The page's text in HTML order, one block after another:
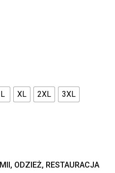
L XL 2XL 3XL
, ODZIEŻ, RESTAURACJA